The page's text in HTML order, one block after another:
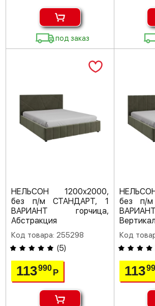
под заказ
НЕЛЬСОН 1200х2000,
без п/м СТАНДАРТ, 1
ВАРИАНТ горчица,
Абстракция
Код товара: 255298
(5)
113990Р
без п/
Код
113